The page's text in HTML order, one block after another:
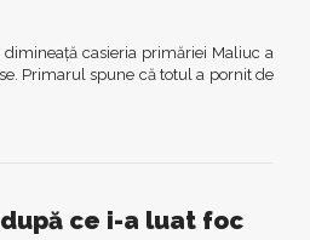
casieria primăriei Maliuc a
Primarul spune că totul a pornit de
ce i-a luat foc